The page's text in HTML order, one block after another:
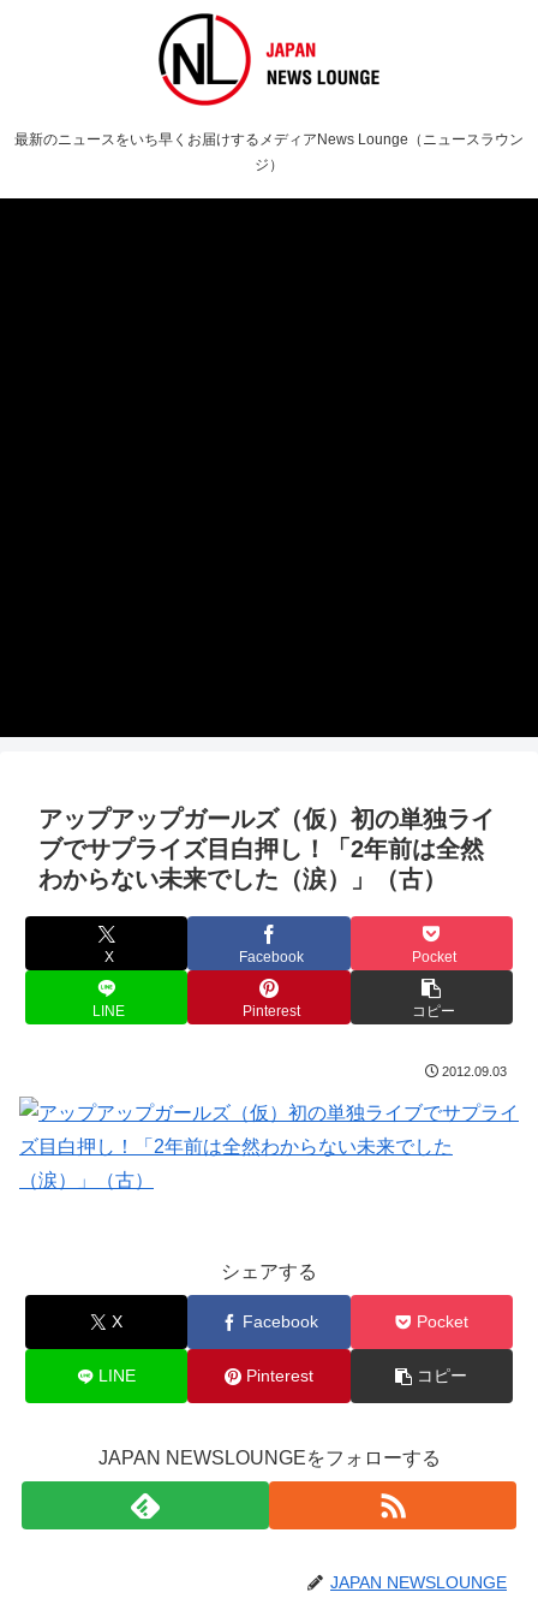
最新のニュースをいち早くお届けするメディアNews Lounge（ニュースラウン
ジ）
アップアップガールズ（仮）初の単独ライ
ブでサプライズ目白押し！「2年前は全然
わからない未来でした（涙）」（古）
X Facebook Pocket
LINE Pinterest コピー
2012.09.03
シェアする
X Facebook Pocket
LINE Pinterest コピー
JAPAN NEWSLOUNGEをフォローする
JAPAN NEWSLOUNGE